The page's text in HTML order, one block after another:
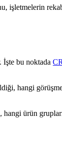
işletmelerin
İşte bu noktada
hangi
ürün